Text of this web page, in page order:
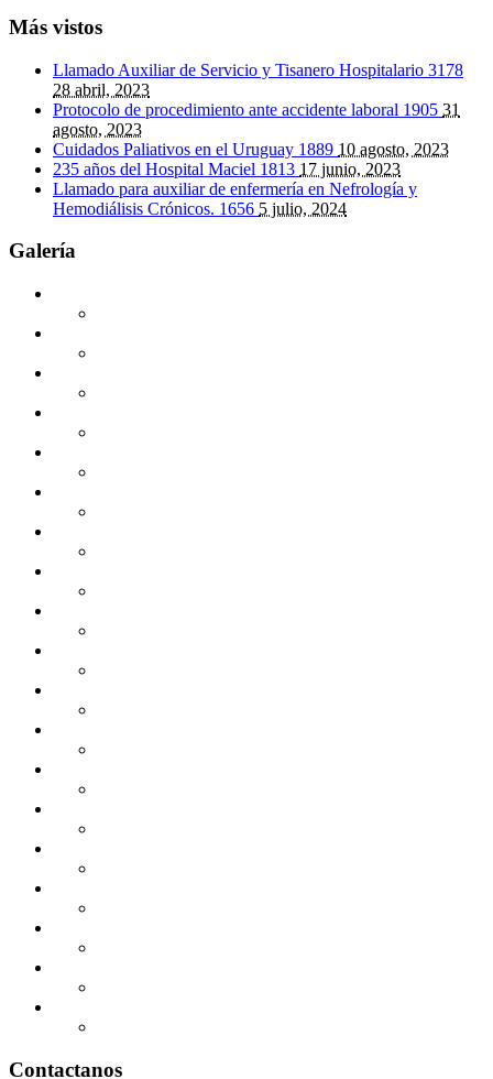
Más vistos
Llamado Auxiliar de Servicio y Tisanero Hospitalario 3178
28 abril, 2023
Protocolo de procedimiento ante accidente laboral 1905 31
agosto, 2023
Cuidados Paliativos en el Uruguay 1889 10 agosto, 2023
235 años del Hospital Maciel 1813 17 junio, 2023
Llamado para auxiliar de enfermería en Nefrología y
Hemodiálisis Crónicos. 1656 5 julio, 2024
Galería
Contactanos